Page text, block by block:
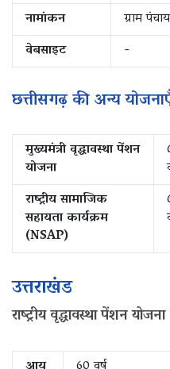
नामांकन
ग्राम
वेबसाइट
-
छत्तीसगढ़ की अन्य
मुख्यमंत्री वृद्धावस्था पेंशन
योजना
राष्ट्रीय सामाजिक
सहायता कार्यक्रम
(NSAP)
उत्तराखंड
राष्ट्रीय वृद्धावस्था पेंशन योजना